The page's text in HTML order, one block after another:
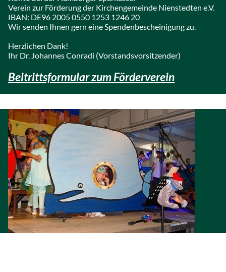
Verein zur Förderung der Kirchengemeinde Nienstedten e.V.
IBAN: DE96 2005 0550 1253 1246 20
Wir senden Ihnen gern eine Spendenbescheinigung zu.
Herzlichen Dank!
Ihr Dr. Johannes Conradi (Vorstandsvorsitzender)
Beitrittsformular zum Förderverein